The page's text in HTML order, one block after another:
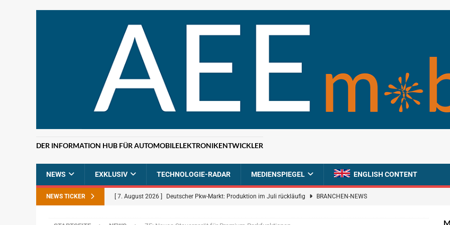
DER INFORMATION HUB FÜR AUTOMOBILELEKTRONIKENTWICKLER
NEWS EXKLUSIV TECHNOLOGIE-RADAR MEDIENSPIEGEL ENGLISH CONTENT
NEWS TICKER [ 7. August 2026 ] Deutscher Pkw-Markt: Produktion im Juli rückläufig BRANCHEN-NEWS